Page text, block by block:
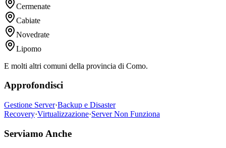
Cermenate
Cabiate
Novedrate
Lipomo
E molti altri comuni della provincia di Como.
Approfondisci
Gestione Server·Backup e Disaster
Recovery·Virtualizzazione·Server Non Funziona
Serviamo Anche